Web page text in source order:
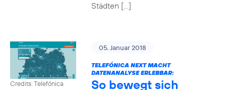
Städten […]
Credits: Telefónica
05. Januar 2018
TELEFÓNICA NEXT MACHT
DATENANALYSE ERLEBBAR:
So bewegt sich